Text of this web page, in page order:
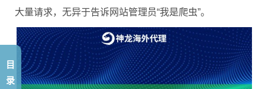
大量请求，无异于告诉网站管理员“我是爬虫”。
目
录